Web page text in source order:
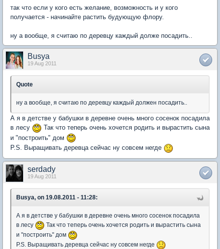
так что если у кого есть желание, возможность и у кого
получается - начинайте растить будующую флору.
ну а вообще, я считаю по деревцу каждый долже посадить..
Busya
19 Aug 2011
Quote
ну а вообще, я считаю по деревцу каждый должен посадить..
А я в детстве у бабушки в деревне очень много сосенок посадила
в лесу
Так что теперь очень хочется родить и вырастить сына
и "построить" дом
P.S. Выращивать деревца сейчас ну совсем негде
serdady
19 Aug 2011
Busya, on 19.08.2011 - 11:28:
А я в детстве у бабушки в деревне очень много сосенок посадила
в лесу
Так что теперь очень хочется родить и вырастить сына
и "построить" дом
P.S. Выращивать деревца сейчас ну совсем негде